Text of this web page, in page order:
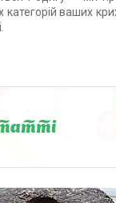
категорій ваших